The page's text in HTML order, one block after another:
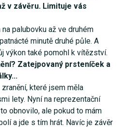
v závěru. Limituje vás
palubovku až ve druhém
minutě druhé půle. A
výkon také pomohl k vítězství.
Zatejpovaný prsteníček a
které jsem měla
lety. Nyní na reprezentační
obnovilo, ale pokud to mám
a jde s tím hrát. Navíc je závěr